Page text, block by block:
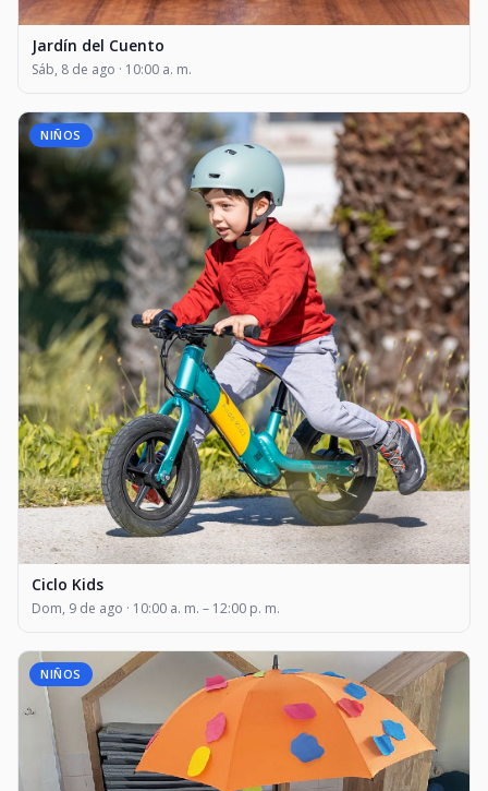
Jardín del Cuento
Sáb, 8 de ago · 10:00 a. m.
NIÑOS
Ciclo Kids
Dom, 9 de ago · 10:00 a. m. – 12:00 p. m.
NIÑOS